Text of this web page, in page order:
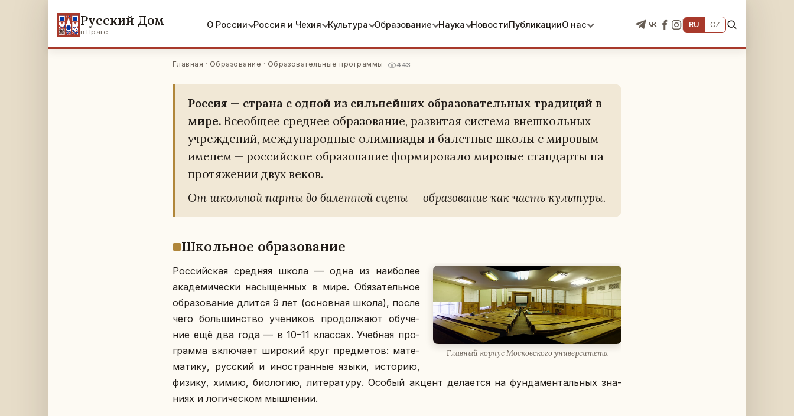
Русский Дом
в Праге
О России Россия и Чехия Культура Образование Наука НовостиПубликацииО нас RU CZ
Главная · Образование · Образовательные программы 443
Россия — страна с одной из силь­ней­ших об­ра­зо­ва­тель­ных тра­ди­ций в
мире. Все­об­щее сред­нее об­ра­зо­ва­ние, раз­ви­тая си­сте­ма вне­школь­ных
учре­жде­ний, меж­ду­на­род­ные олим­пи­а­ды и ба­лет­ные школы с ми­ро­вым
именем — рос­сий­ское об­ра­зо­ва­ние фор­ми­ро­ва­ло ми­ро­вые стан­дар­ты на
про­тя­же­нии двух веков.
От школь­ной парты до ба­лет­ной сцены — об­ра­зо­ва­ние как часть куль­ту­ры.
Школь­ное об­ра­зо­ва­ние
Глав­ный корпус Мос­ков­ско­го уни­вер­си­те­та
Рос­сий­ская сред­няя школа — одна из наи­бо­лее
ака­де­ми­че­ски на­сы­щен­ных в мире. Обя­за­тель­ное
об­ра­зо­ва­ние длится 9 лет (ос­нов­ная школа), после
чего боль­шин­ство уче­ни­ков про­дол­жа­ют обу­че­
ние ещё два года — в 10–11 клас­сах. Учеб­ная про­
грам­ма вклю­ча­ет ши­ро­кий круг пред­ме­тов: ма­те­
ма­ти­ку, рус­ский и ино­стран­ные языки, ис­то­рию,
физику, химию, био­ло­гию, ли­те­ра­ту­ру. Особый акцент де­ла­ет­ся на фун­да­мен­таль­ных зна­
ни­ях и ло­ги­че­ском мыш­ле­нии.